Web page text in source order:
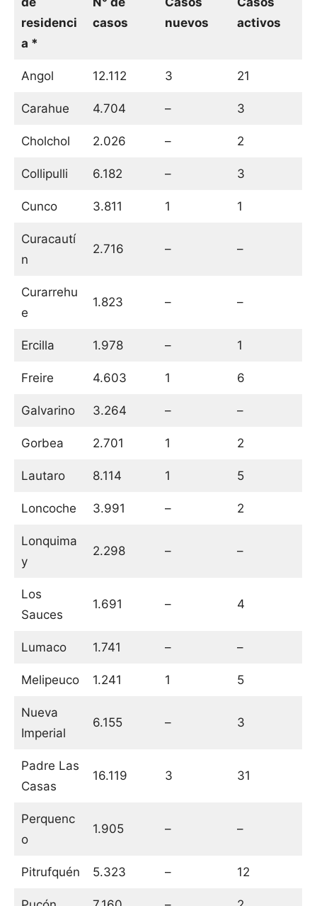
residenci
a *
casos
nuevos
activos
Angol 12.112 3 21
Carahue 4.704 – 3
Cholchol 2.026 – 2
Collipulli 6.182 – 3
Cunco 3.811 1 1
Curacautí
n
2.716 – –
Curarrehu
e
1.823 – –
Ercilla 1.978 – 1
Freire 4.603 1 6
Galvarino 3.264 – –
Gorbea 2.701 1 2
Lautaro 8.114 1 5
Loncoche 3.991 – 2
Lonquima
y
2.298 – –
Los
Sauces
1.691 – 4
Lumaco 1.741 – –
Melipeuco 1.241 1 5
Nueva
Imperial
6.155 – 3
Padre Las
Casas
16.119 3 31
Perquenc
o
1.905 – –
Pitrufquén 5.323 – 12